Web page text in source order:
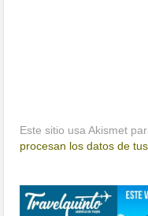
Este sitio usa Akismet
procesan los datos de